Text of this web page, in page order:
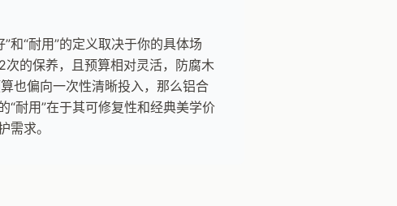
和“耐用”的定义取决于你的具体场
的保养，且预算相对灵活，防腐木
也偏向一次性清晰投入，那么铝合
“耐用”在于其可修复性和经典美学价
需求。